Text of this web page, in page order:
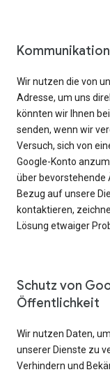
Wir nutzen die von
Adresse, um uns
könnten wir Ihnen
senden, wenn wir
Versuch, sich von
Google-Konto
über bevorstehende
Bezug auf unsere
kontaktieren,
Lösung etwaiger
Schutz von
Öffentlichkeit
Wir nutzen Daten,
unserer Dienste zu
Verhindern und